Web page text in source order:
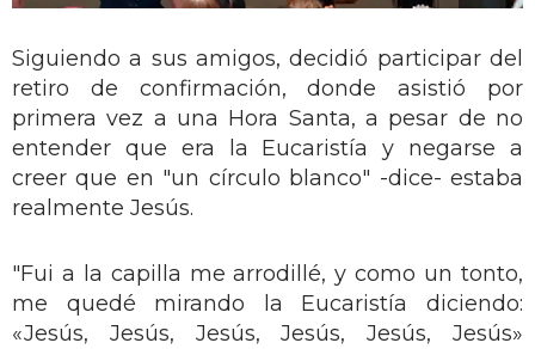
Siguiendo a sus amigos, decidió participar del
retiro de confirmación, donde asistió por
primera vez a una Hora Santa, a pesar de no
entender que era la Eucaristía y negarse a
creer que en "un círculo blanco" -dice- estaba
realmente Jesús.
"Fui a la capilla me arrodillé, y como un tonto,
me quedé mirando la Eucaristía diciendo:
«Jesús, Jesús, Jesús, Jesús, Jesús, Jesús»